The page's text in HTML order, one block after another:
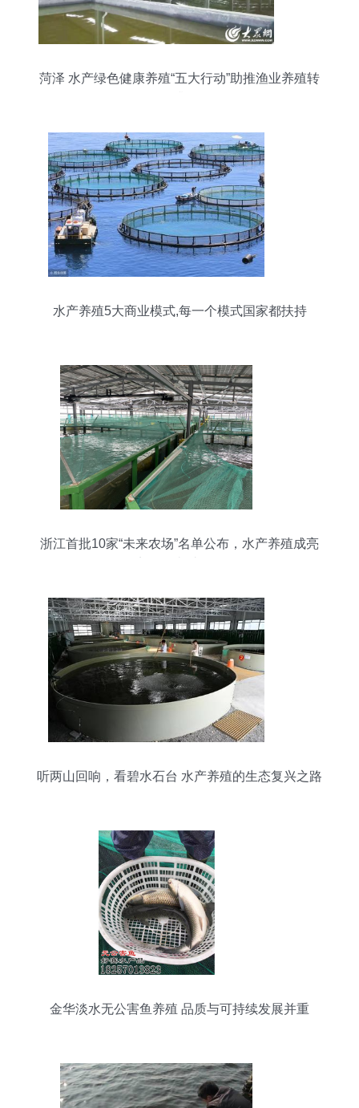
菏泽 水产绿色健康养殖“五大行动”助推渔业养殖转
水产养殖5大商业模式,每一个模式国家都扶持
浙江首批10家“未来农场”名单公布，水产养殖成亮
听两山回响，看碧水石台 水产养殖的生态复兴之路
金华淡水无公害鱼养殖 品质与可持续发展并重